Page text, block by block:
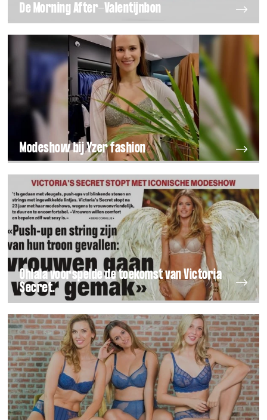
De Morning After-Valentijnbon
Modeshow bij Yzer fashion
Ohlala voorspelde de toekomst van Victoria
Secret.